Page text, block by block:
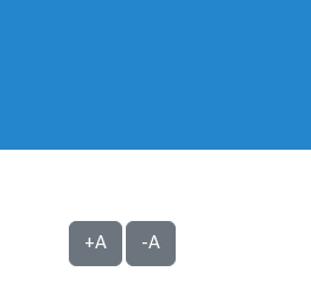
A-
A+